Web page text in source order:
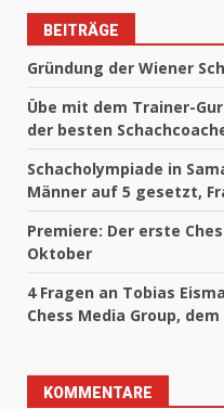
BEITRÄGE
Gründung der Wiener
Übe mit dem Trainer-
der besten
Schacholympiade in
Männer auf 5 gesetzt,
Premiere: Der erste
Oktober
4 Fragen an Tobias
Chess Media Group,
KOMMENTARE